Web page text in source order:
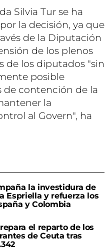
Silvia Tur se ha
la decisión, ya que
de la Diputación
de los plenos
de los diputados "sin
posible
de contención de la
la
al Govern", ha
la investidura de
Espriella y refuerza los
y Colombia
el reparto de los
de Ceuta tras